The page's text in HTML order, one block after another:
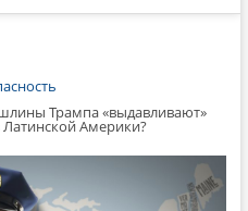
Трампа «выдавливают»
Америки?